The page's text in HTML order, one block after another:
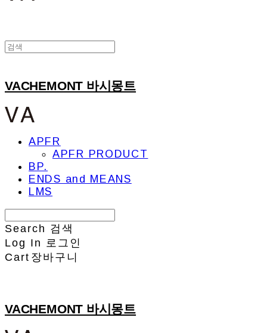
VACHEMONT 바시몽트
APFR
APFR PRODUCT
BP.
ENDS and MEANS
LMS
Search 검색
Log In 로그인
Cart 장바구니
VACHEMONT 바시몽트